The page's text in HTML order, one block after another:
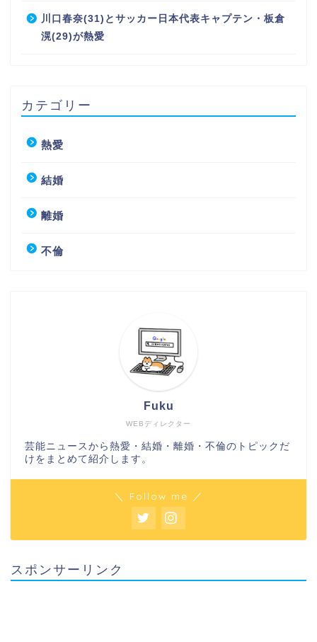
川口春奈(31)とサッカー日本代表キャプテン・板倉
滉(29)が熱愛
カテゴリー
熱愛
結婚
離婚
不倫
WEBディレクター
Fuku
芸能ニュースから熱愛・結婚・離婚・不倫のトピックだ
けをまとめて紹介します。
＼ Follow me ／
スポンサーリンク